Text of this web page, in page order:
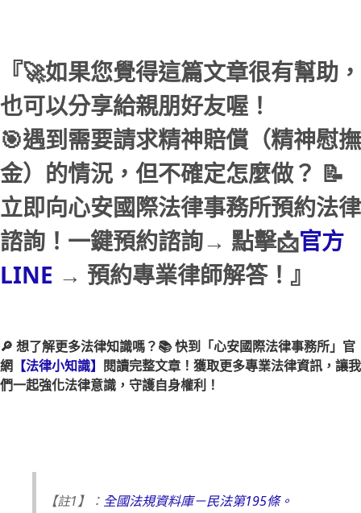
『🚀如果您覺得這篇文章很有幫助，
也可以分享給親朋好友喔！
🎯遇到需要請求精神賠償（精神慰撫
金）的情況，但不確定怎麼做？ 📝
立即向心安國際法律事務所預約法律
諮詢！一鍵預約諮詢→ 點擊📩官方
LINE → 預約專業律師解答！』
🔎 想了解更多法律知識嗎？📚 快到「心安國際法律事務所」官
網 【法律小知識】 閱讀完整文章！獲取更多專業法律資訊，讓我
們一起強化法律意識，守護自身權利！
【註1】： 全國法規資料庫－民法第195條。